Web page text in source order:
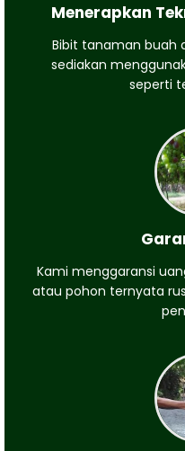
Menerapkan
Bibit tanaman buah
sediakan
seperti
Kami menggaransi
atau pohon ternyata